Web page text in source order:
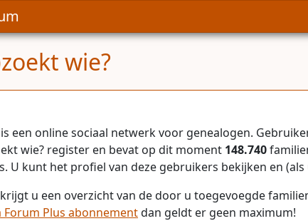
wie?
een online sociaal netwerk voor genealogen.
wie? register en bevat op dit moment 148.740
U kunt het profiel van deze gebruikers bekijken en
krijgt u een overzicht van de door u toegevoegde
Forum Plus abonnementdan geldt er geen maximum!